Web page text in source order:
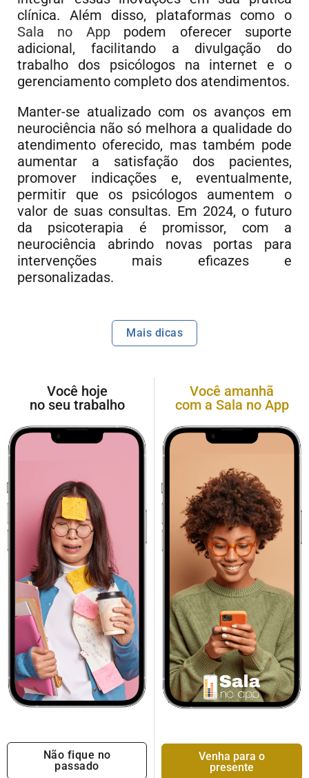
clínica. Além disso, plataformas como o
Sala no Apppodem oferecer suporte
adicional, facilitando a divulgação do
trabalho dos psicólogos na internet e o
gerenciamento completo dos atendimentos.
Manter-se atualizado com os avanços em
neurociência não só melhora a qualidade do
atendimento oferecido, mas também pode
aumentar a satisfação dos pacientes,
promover indicações e, eventualmente,
permitir que os psicólogos aumentem o
valor de suas consultas. Em 2024, o futuro
da psicoterapia é promissor, com a
neurociência abrindo novas portas para
intervenções mais eficazes e
personalizadas.
Mais dicas
Você hoje
no seu trabalho
Não fique no
passado
Você amanhã
com a Sala no App
Venha para o
presente